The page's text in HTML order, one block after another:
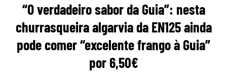
“O verdadeiro sabor da Guia”: nesta
churrasqueira algarvia da EN125 ainda
pode comer “excelente frango à Guia”
por 6,50€